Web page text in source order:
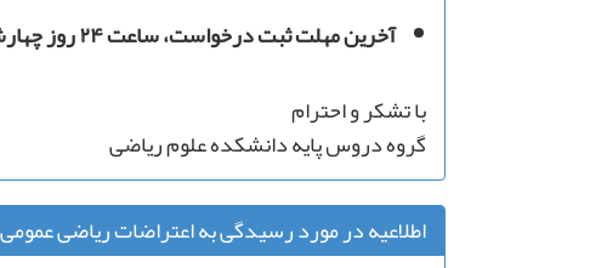
آخرین مهلت ثبت درخواست، ساعت ۲۴ روز چهارشنبه ۲۲ مرداد ماه است.
با تشکر و احترام
گروه دروس پایه دانشکده علوم ریاضی
⁨اطلاعیه در مورد رسیدگی به اعتراضات ریاضی